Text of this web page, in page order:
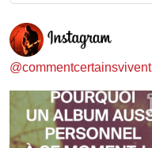
@commentcertainsvivent